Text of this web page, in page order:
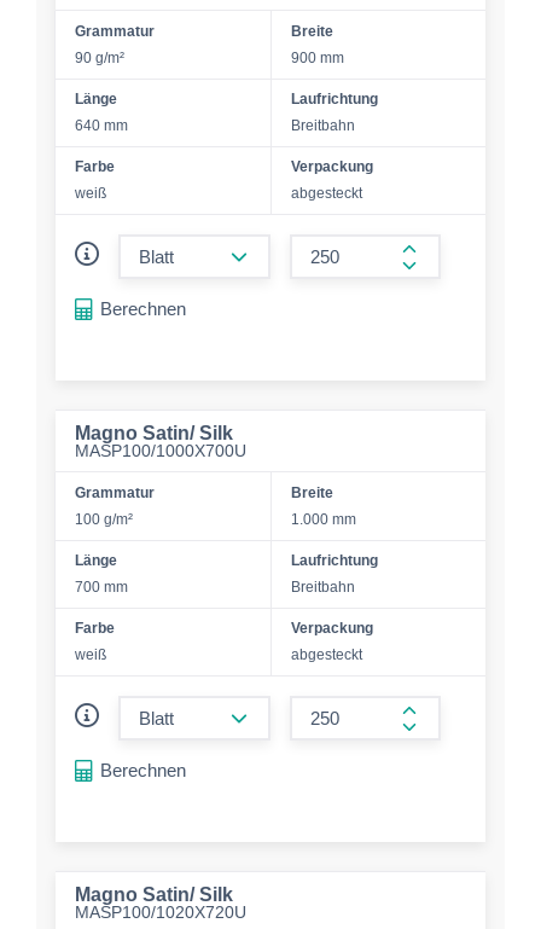
Grammatur
90 g/m²
Breite
900 mm
Länge
640 mm
Laufrichtung
Breitbahn
Farbe
weiß
Verpackung
abgesteckt
form.increase-
Berechnen
Magno Satin/ Silk
MASP100/1000X700U
Grammatur
100 g/m²
Breite
1.000 mm
Länge
700 mm
Laufrichtung
Breitbahn
Farbe
weiß
Verpackung
abgesteckt
form.increase-
Berechnen
Magno Satin/ Silk
MASP100/1020X720U